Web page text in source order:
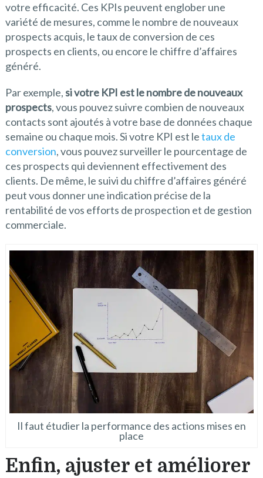
votre efficacité. Ces KPIs peuvent englober une
variété de mesures, comme le nombre de nouveaux
prospects acquis, le taux de conversion de ces
prospects en clients, ou encore le chiffre d’affaires
généré.
Par exemple,si votre KPI est le nombre de nouveaux
prospects, vous pouvez suivre combien de nouveaux
contacts sont ajoutés à votre base de données chaque
semaine ou chaque mois. Si votre KPI est letaux de
conversion, vous pouvez surveiller le pourcentage de
ces prospects qui deviennent effectivement des
clients. De même, le suivi du chiffre d’affaires généré
peut vous donner une indication précise de la
rentabilité de vos efforts de prospection et de gestion
commerciale.
Il faut étudier la performance des actions mises en
place
Enfin, ajuster et améliorer